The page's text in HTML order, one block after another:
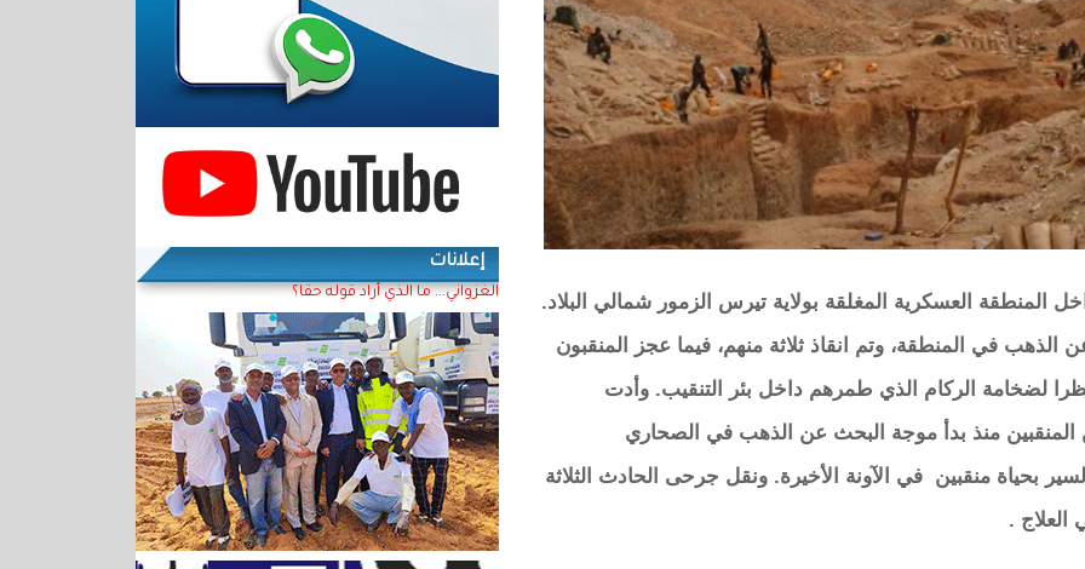
المنطقة العسكرية المغلقة بولاية تيرس الزمور شمالي البلاد.
الذهب في المنطقة، وتم انقاذ ثلاثة منهم، فيما عجز المنقبون
لضخامة الركام الذي طمرهم داخل بئر التنقيب. وأدت
المنقبين منذ بدأ موجة البحث عن الذهب في الصحاري
بحياة منقبين في الآونة الأخيرة. ونقل جرحى الحادث الثلاثة
العلاج .
إعلانات
الغزواني... ما الذي أراد قوله حقا؟